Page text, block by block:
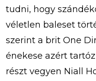
tudni, hogy
véletlen baleset
szerint a brit One
énekese azért
részt vegyen Niall